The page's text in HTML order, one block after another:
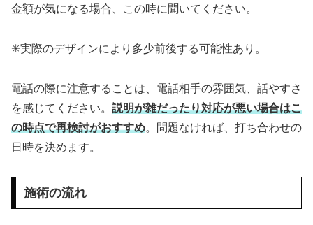
金額が気になる場合、この時に聞いてください。
✳︎実際のデザインにより多少前後する可能性あり。
電話の際に注意することは、電話相手の雰囲気、話やすさ
を感じてください。 説明が雑だったり対応が悪い場合はこ
の時点で再検討がおすすめ。問題なければ、打ち合わせの
日時を決めます。
施術の流れ